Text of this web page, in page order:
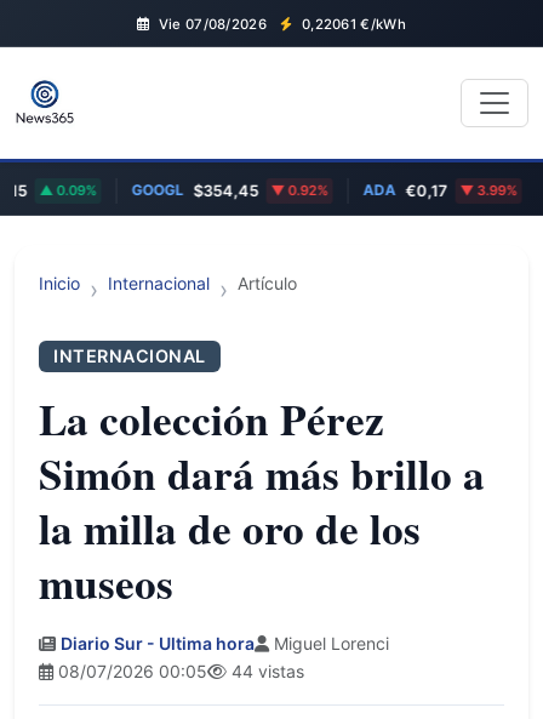
Vie 07/08/2026 0,22061 €/kWh
0.09% GOOGL $354,45 0.92% ADA €0,17 3.99%
Inicio Internacional Artículo
INTERNACIONAL
La colección Pérez
Simón dará más brillo a
la milla de oro de los
museos
Diario Sur - Ultima hora
Miguel Lorenci
08/07/2026 00:05
44 vistas